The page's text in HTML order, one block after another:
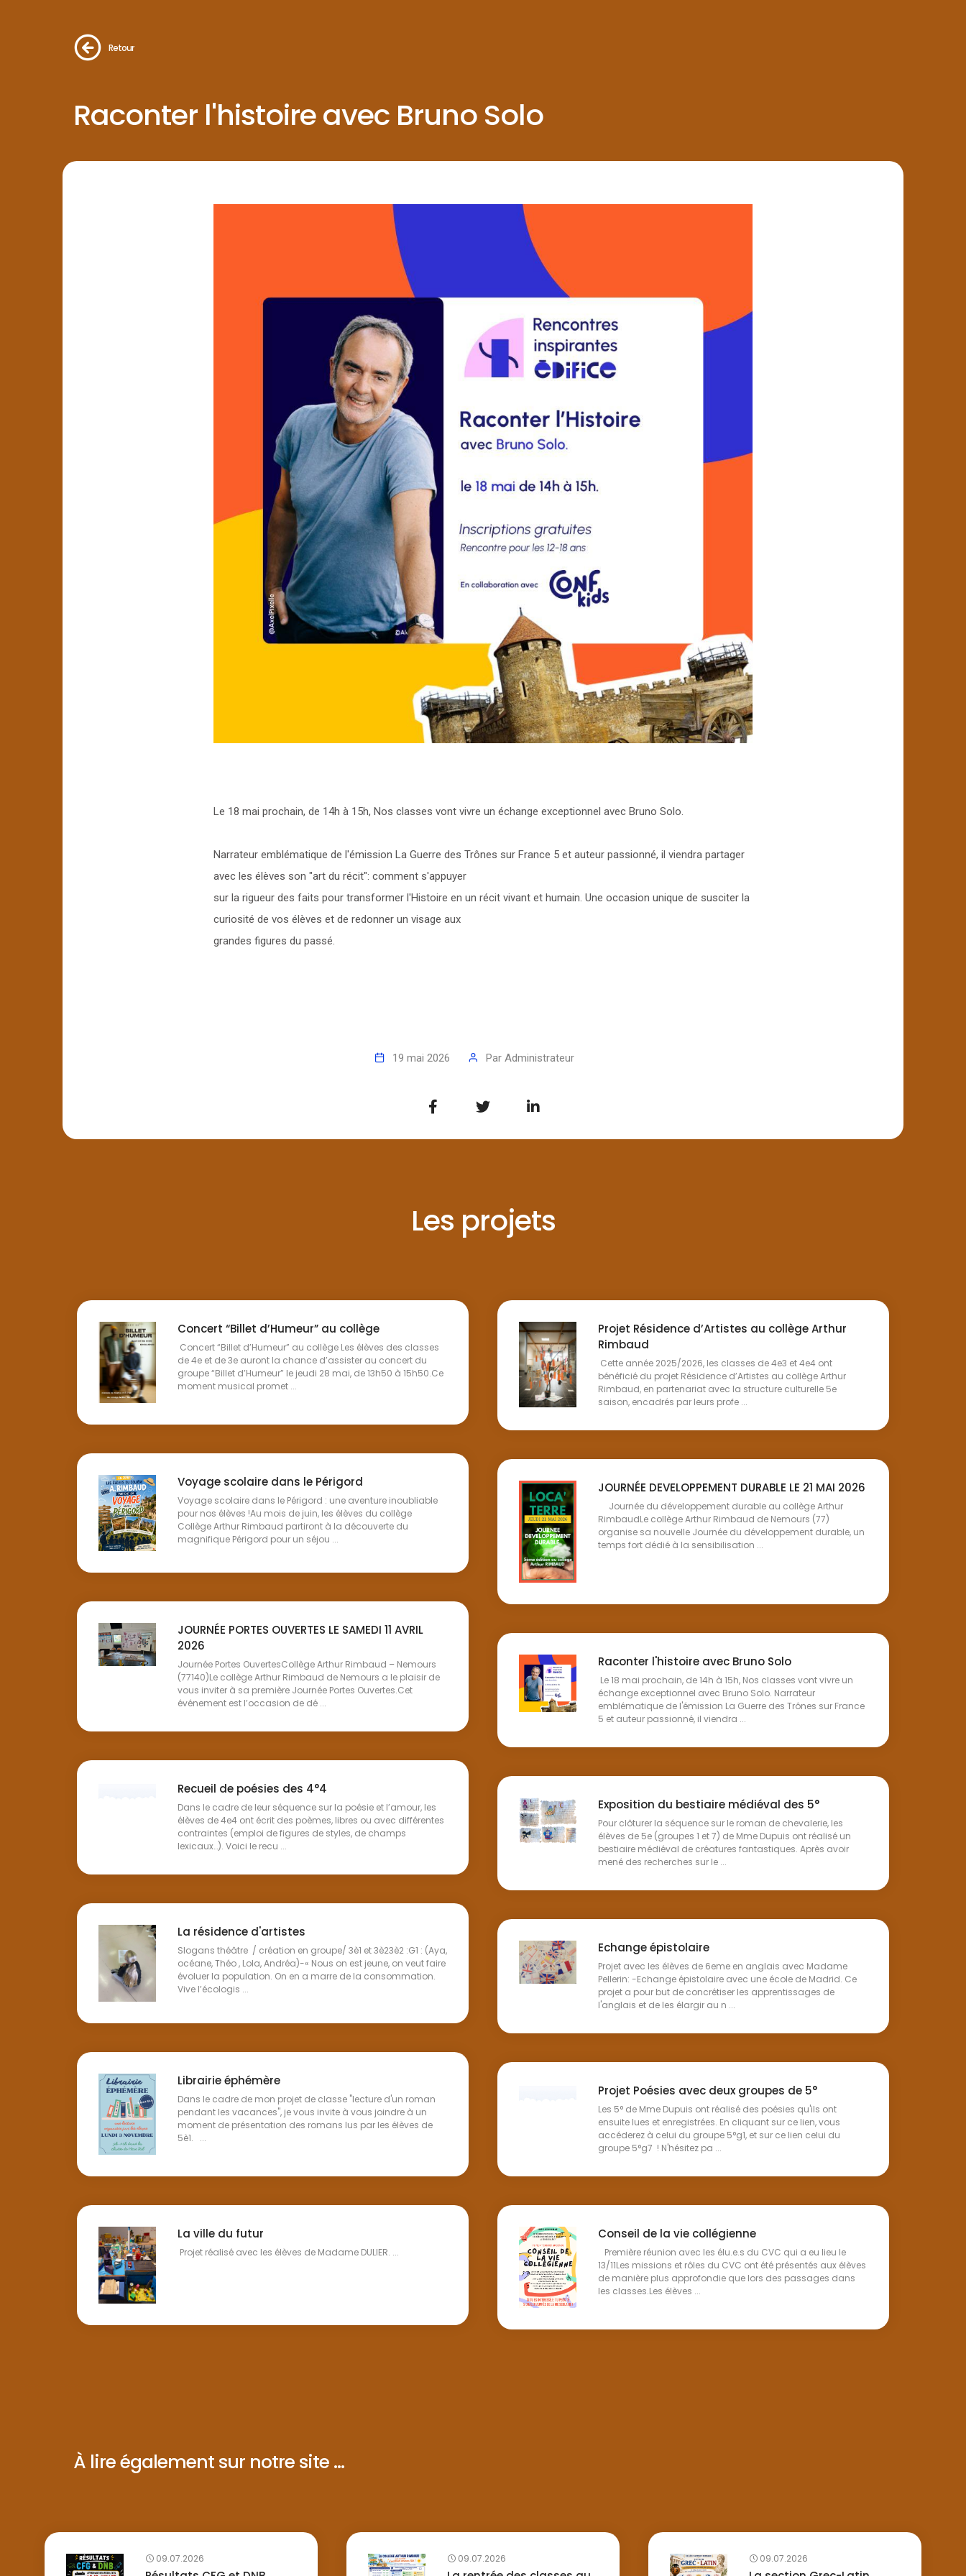
Retour
Raconter l'histoire avec Bruno Solo
Le 18 mai prochain, de 14h à 15h, Nos classes vont vivre un échange exceptionnel avec Bruno Solo.
Narrateur emblématique de l'émission La Guerre des Trônes sur France 5 et auteur passionné, il viendra partager
avec les élèves son "art du récit": comment s'appuyer
sur la rigueur des faits pour transformer l'Histoire en un récit vivant et humain. Une occasion unique de susciter la
curiosité de vos élèves et de redonner un visage aux
grandes figures du passé.
19 mai 2026 Par Administrateur
Les projets
Concert “Billet d’Humeur” au collège
Concert “Billet d’Humeur” au collège Les élèves des classes
de 4e et de 3e auront la chance d’assister au concert du
groupe “Billet d’Humeur” le jeudi 28 mai, de 13h50 à 15h50.Ce
moment musical promet ...
Projet Résidence d’Artistes au collège Arthur
Rimbaud
Cette année 2025/2026, les classes de 4e3 et 4e4 ont
bénéficié du projet Résidence d’Artistes au collège Arthur
Rimbaud, en partenariat avec la structure culturelle 5e
saison, encadrés par leurs profe ...
Voyage scolaire dans le Périgord
Voyage scolaire dans le Périgord : une aventure inoubliable
pour nos élèves !Au mois de juin, les élèves du collège
Collège Arthur Rimbaud partiront à la découverte du
magnifique Périgord pour un séjou ...
JOURNÉE DEVELOPPEMENT DURABLE LE 21 MAI 2026
Journée du développement durable au collège Arthur
RimbaudLe collège Arthur Rimbaud de Nemours (77)
organise sa nouvelle Journée du développement durable, un
temps fort dédié à la sensibilisation ...
JOURNÉE PORTES OUVERTES LE SAMEDI 11 AVRIL
2026
Journée Portes OuvertesCollège Arthur Rimbaud – Nemours
(77140)Le collège Arthur Rimbaud de Nemours a le plaisir de
vous inviter à sa première Journée Portes Ouvertes.Cet
événement est l’occasion de dé ...
Raconter l'histoire avec Bruno Solo
Le 18 mai prochain, de 14h à 15h, Nos classes vont vivre un
échange exceptionnel avec Bruno Solo. Narrateur
emblématique de l'émission La Guerre des Trônes sur France
5 et auteur passionné, il viendra ...
Recueil de poésies des 4°4
Dans le cadre de leur séquence sur la poésie et l’amour, les
élèves de 4e4 ont écrit des poèmes, libres ou avec différentes
contraintes (emploi de figures de styles, de champs
lexicaux…). Voici le recu ...
Exposition du bestiaire médiéval des 5°
Pour clôturer la séquence sur le roman de chevalerie, les
élèves de 5e (groupes 1 et 7) de Mme Dupuis ont réalisé un
bestiaire médiéval de créatures fantastiques. Après avoir
mené des recherches sur le ...
La résidence d'artistes
Slogans théâtre / création en groupe/ 3è1 et 3è23è2 :G1 : (Aya,
océane, Théo , Lola, Andréa)-« Nous on est jeune, on veut faire
évoluer la population. On en a marre de la consommation.
Vive l’écologis ...
Echange épistolaire
Projet avec les élèves de 6eme en anglais avec Madame
Pellerin: -Echange épistolaire avec une école de Madrid. Ce
projet a pour but de concrétiser les apprentissages de
l'anglais et de les élargir au n ...
Librairie éphémère
Dans le cadre de mon projet de classe "lecture d'un roman
pendant les vacances", je vous invite à vous joindre à un
moment de présentation des romans lus par les élèves de
5è1. ...
Projet Poésies avec deux groupes de 5°
Les 5° de Mme Dupuis ont réalisé des poésies qu'ils ont
ensuite lues et enregistrées. En cliquant sur ce lien, vous
accéderez à celui du groupe 5°g1, et sur ce lien celui du
groupe 5°g7 ! N'hésitez pa ...
Conseil de la vie collégienne
Première réunion avec les élu.e.s du CVC qui a eu lieu le
13/11Les missions et rôles du CVC ont été présentés aux élèves
de manière plus approfondie que lors des passages dans
les classes.Les élèves ...
La ville du futur
Projet réalisé avec les élèves de Madame DULIER. ...
À lire également sur notre site ...
09.07.2026 09.07.2026 09.07.2026